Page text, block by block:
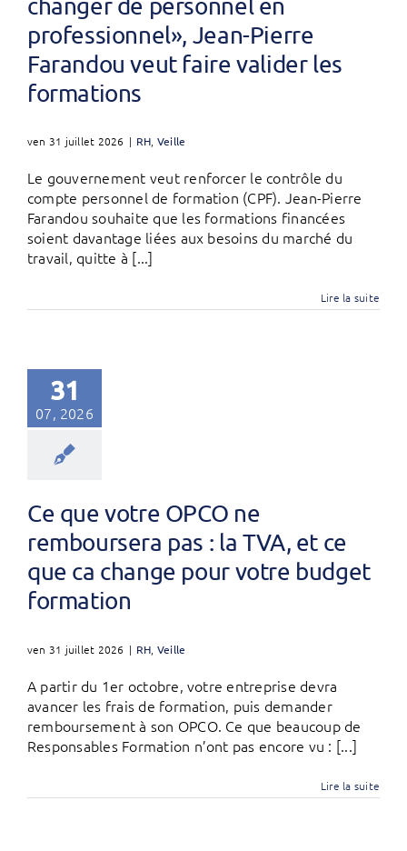
professionnel», Jean-Pierre
Farandou veut faire valider les
formations
ven 31 juillet 2026 | RH, Veille
Le gouvernement veut renforcer le contrôle du
compte personnel de formation (CPF). Jean-Pierre
Farandou souhaite que les formations financées
soient davantage liées aux besoins du marché du
travail, quitte à [...]
Lire la suite
31
07, 2026
Ce que votre OPCO ne
remboursera pas : la TVA, et ce
que ca change pour votre budget
formation
ven 31 juillet 2026 | RH, Veille
A partir du 1er octobre, votre entreprise devra
avancer les frais de formation, puis demander
remboursement à son OPCO. Ce que beaucoup de
Responsables Formation n’ont pas encore vu : [...]
Lire la suite